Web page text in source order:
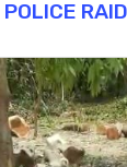
POLICE RAID